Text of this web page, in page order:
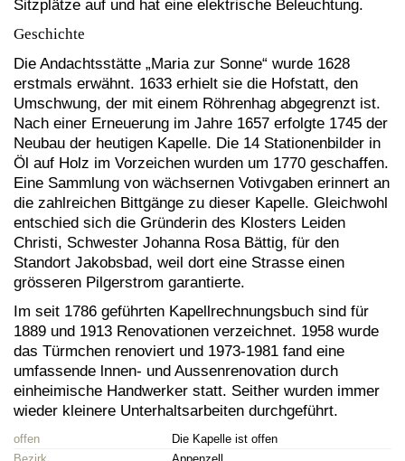
Sitzplätze auf und hat eine elektrische Beleuchtung.
Geschichte
Die Andachtsstätte „Maria zur Sonne“ wurde 1628
erstmals erwähnt. 1633 erhielt sie die Hofstatt, den
Umschwung, der mit einem Röhrenhag abgegrenzt ist.
Nach einer Erneuerung im Jahre 1657 erfolgte 1745 der
Neubau der heutigen Kapelle. Die 14 Stationenbilder in
Öl auf Holz im Vorzeichen wurden um 1770 geschaffen.
Eine Sammlung von wächsernen Votivgaben erinnert an
die zahlreichen Bittgänge zu dieser Kapelle. Gleichwohl
entschied sich die Gründerin des Klosters Leiden
Christi, Schwester Johanna Rosa Bättig, für den
Standort Jakobsbad, weil dort eine Strasse einen
grösseren Pilgerstrom garantierte.
Im seit 1786 geführten Kapellrechnungsbuch sind für
1889 und 1913 Renovationen verzeichnet. 1958 wurde
das Türmchen renoviert und 1973-1981 fand eine
umfassende lnnen- und Aussenrenovation durch
einheimische Handwerker statt. Seither wurden immer
wieder kleinere Unterhaltsarbeiten durchgeführt.
offen
Die Kapelle ist offen